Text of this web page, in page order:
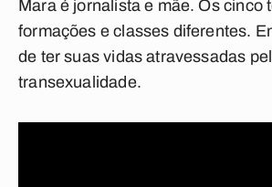
Mara é jornalista e mãe. Os cinco
formações e classes diferentes.
de ter suas vidas atravessadas
transexualidade.